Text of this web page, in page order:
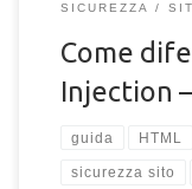
SICUREZZA
Come
Injection
guida HTML
sicurezza sito